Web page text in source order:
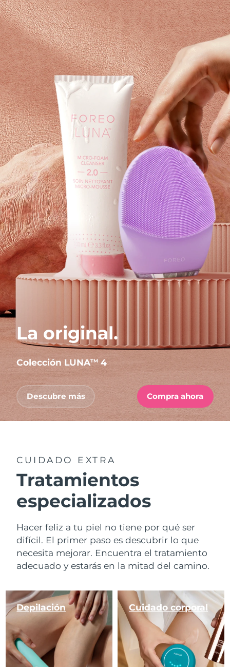
La original.
Colección LUNATM 4
Descubre más Compra ahora
CUIDADO EXTRA
Tratamientos
especializados
Hacer feliz a tu piel no tiene por qué ser
difícil. El primer paso es descubrir lo que
necesita mejorar. Encuentra el tratamiento
adecuado y estarás en la mitad del camino.
Depilación Cuidado corporal